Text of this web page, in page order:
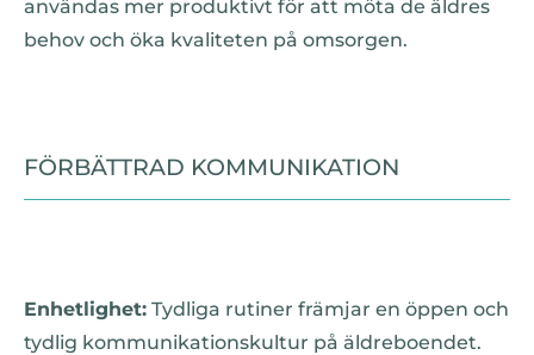
användas mer produktivt för att möta de äldres
behov och öka kvaliteten på omsorgen.
FÖRBÄTTRAD KOMMUNIKATION
Enhetlighet: Tydliga rutiner främjar en öppen och
tydlig kommunikationskultur på äldreboendet.